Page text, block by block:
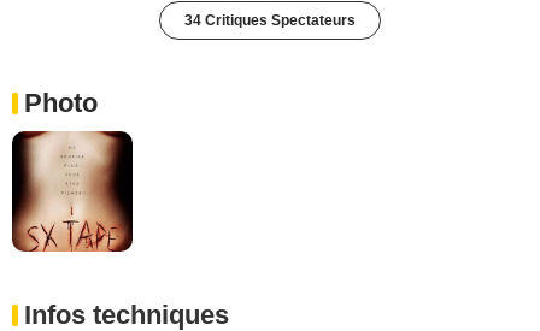
34 Critiques Spectateurs
Photo
Infos techniques